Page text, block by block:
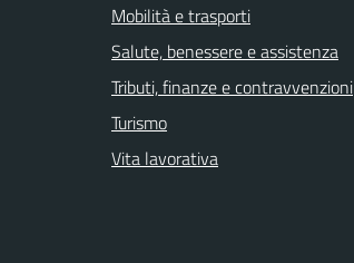
Mobilità e trasporti
Salute, benessere e assistenza
Tributi, finanze e contravvenzioni
Turismo
Vita lavorativa